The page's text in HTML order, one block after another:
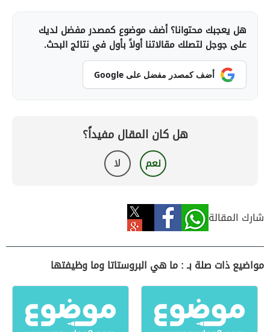
هل يعجبك محتوانا؟ أضف موضوع كمصدر مفضل لديك
على جوجل لتصلك مقالاتنا أولاً بأول في نتائج البحث.
أضف كمصدر مفضل على Google
هل كان المقال مفيداً؟
نعم لا
شارك المقالة
مواضيع ذات صلة بـ : ما هي البروستاتا وما وظيفتها